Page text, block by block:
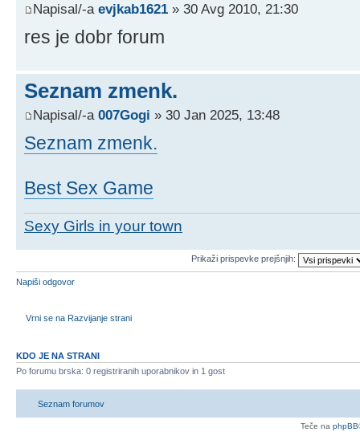
Napisal/-a evjkab1621 » 30 Avg 2010, 21:30
res je dobr forum
Seznam zmenk.
Napisal/-a 007Gogi » 30 Jan 2025, 13:48
Seznam zmenk.
Best Sex Game
Sexy Girls in your town
Prikaži prispevke prejšnjih:
Napiši odgovor
Vrni se na Razvijanje strani
KDO JE NA STRANI
Po forumu brska: 0 registriranih uporabnikov in 1 gost
Seznam forumov
Teče na phpBB